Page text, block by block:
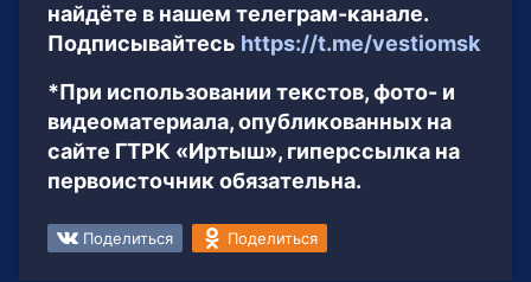
найдёте в нашем телеграм-канале.
Подписывайтесь https://t.me/vestiomsk
*При использовании текстов, фото- и
видеоматериала, опубликованных на
сайте ГТРК «Иртыш», гиперссылка на
первоисточник обязательна.
Поделиться Поделиться